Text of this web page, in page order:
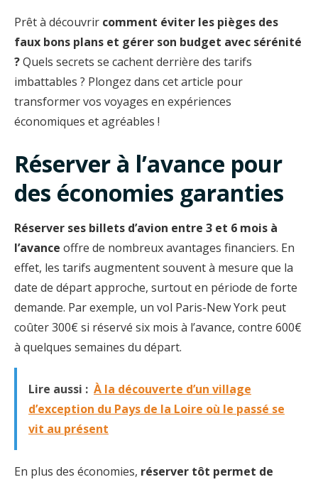
Prêt à découvrir comment éviter les pièges des
faux bons plans et gérer son budget avec sérénité
?Quels secrets se cachent derrière des tarifs
imbattables ? Plongez dans cet article pour
transformer vos voyages en expériences
économiques et agréables !
Réserver à l’avance pour
des économies garanties
Réserver ses billets d’avion entre 3 et 6 mois à
l’avance offre de nombreux avantages financiers. En
effet, les tarifs augmentent souvent à mesure que la
date de départ approche, surtout en période de forte
demande. Par exemple, un vol Paris-New York peut
coûter 300€ si réservé six mois à l’avance, contre 600€
à quelques semaines du départ.
Lire aussi : À la découverte d’un village
d’exception du Pays de la Loire où le passé se
vit au présent
En plus des économies, réserver tôt permet de